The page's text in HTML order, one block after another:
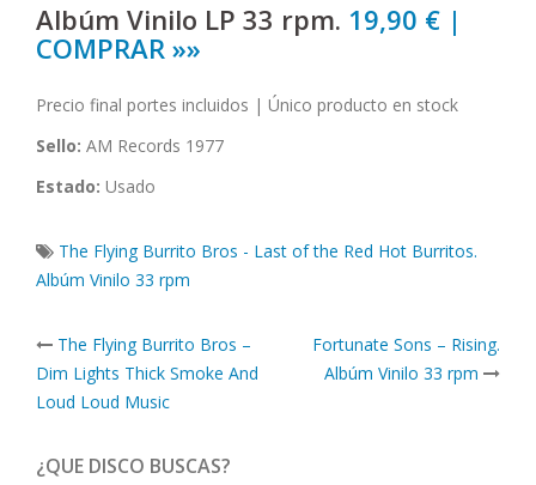
Albúm Vinilo LP 33 rpm. 19,90 € |
COMPRAR »»
Precio final portes incluidos | Único producto en stock
Sello: AM Records 1977
Estado: Usado
The Flying Burrito Bros - Last of the Red Hot Burritos.
Albúm Vinilo 33 rpm
Post
navigation
The Flying Burrito Bros –
Dim Lights Thick Smoke And
Loud Loud Music
Fortunate Sons – Rising.
Albúm Vinilo 33 rpm
¿QUE DISCO BUSCAS?